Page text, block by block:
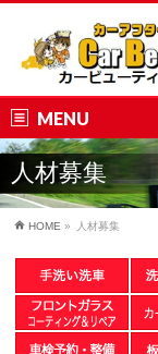
MENU
人材募集
HOME » 人材募集